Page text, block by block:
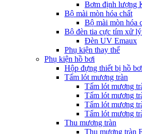
Bơm định lượng
Bộ mài mòn hóa chất
Bộ mài mòn hóa
Bộ đèn tia cực tím xử
Đèn UV Emaux
Phụ kiện thay thế
Phụ kiện hồ bơi
Hộp đựng thiết bị hồ bơi
Tấm lót mương tràn
Tấm lót mương
Tấm lót mương
Tấm lót mương
Tấm lót mương
Thu mương tràn
Thu mương tràn